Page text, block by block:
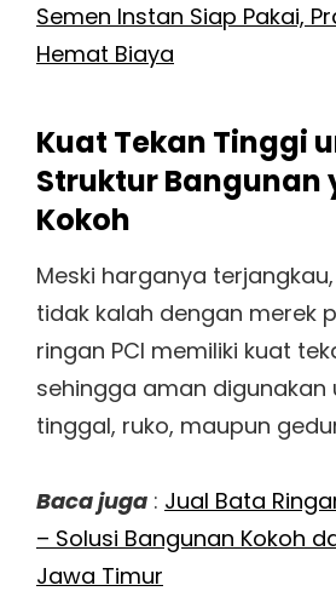
Semen Instan Siap Pakai,
Hemat Biaya
Kuat Tekan Tinggi
Struktur Bangunan
Kokoh
Meski harganya
tidak kalah dengan merek
ringan PCI memiliki kuat
sehingga aman digunakan
tinggal, ruko, maupun
Baca juga : Jual Bata
– Solusi Bangunan Kokoh
Jawa Timur